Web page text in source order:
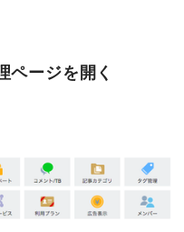
ページを開く